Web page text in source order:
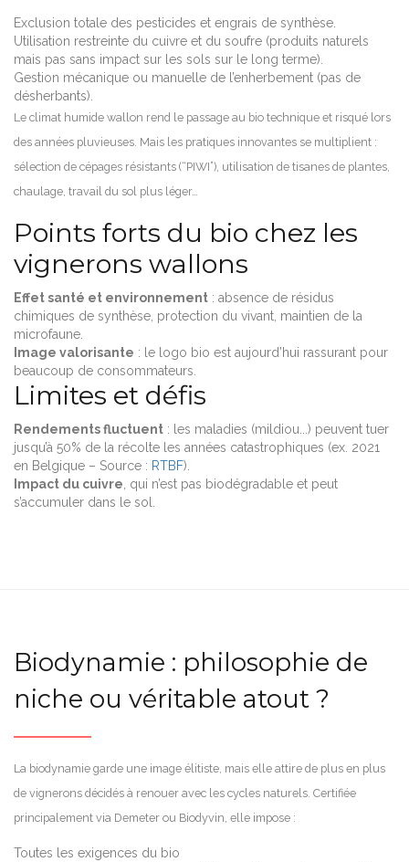
Exclusion totale des pesticides et engrais de synthèse.
Utilisation restreinte du cuivre et du soufre (produits naturels
mais pas sans impact sur les sols sur le long terme).
Gestion mécanique ou manuelle de l’enherbement (pas de
désherbants).
Le climat humide wallon rend le passage au bio technique et risqué lors
des années pluvieuses. Mais les pratiques innovantes se multiplient :
sélection de cépages résistants (“PIWI”), utilisation de tisanes de plantes,
chaulage, travail du sol plus léger…
Points forts du bio chez les
vignerons wallons
Effet santé et environnement : absence de résidus
chimiques de synthèse, protection du vivant, maintien de la
microfaune.
Image valorisante : le logo bio est aujourd’hui rassurant pour
beaucoup de consommateurs.
Limites et défis
Rendements fluctuent : les maladies (mildiou...) peuvent tuer
jusqu’à 50% de la récolte les années catastrophiques (ex. 2021
en Belgique – Source : RTBF).
Impact du cuivre , qui n’est pas biodégradable et peut
s’accumuler dans le sol.
Biodynamie : philosophie de
niche ou véritable atout ?
La biodynamie garde une image élitiste, mais elle attire de plus en plus
de vignerons décidés à renouer avec les cycles naturels. Certifiée
principalement via Demeter ou Biodyvin, elle impose :
Toutes les exigences du bio